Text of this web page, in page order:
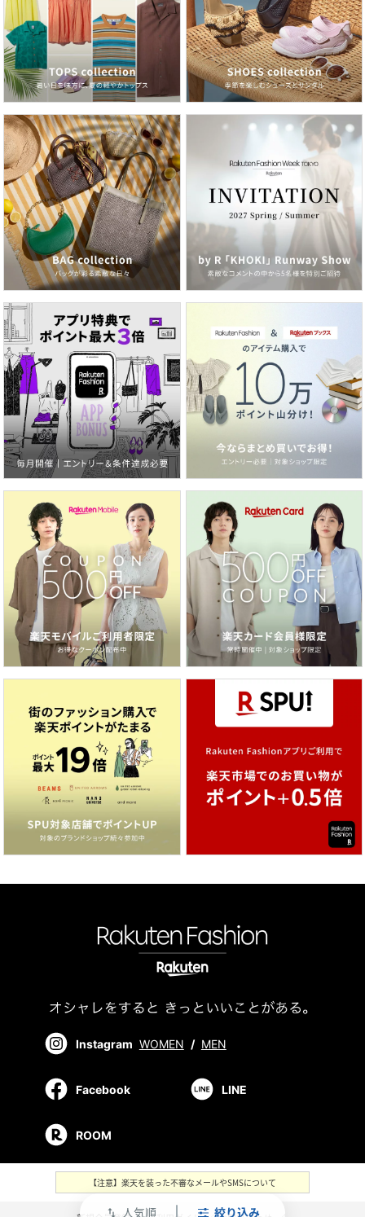
swap_vert 人気順 絞り込み
Instagram WOMEN / MEN
Facebook LINE
ROOM
【注意】楽天を装った不審なメールやSMSについて